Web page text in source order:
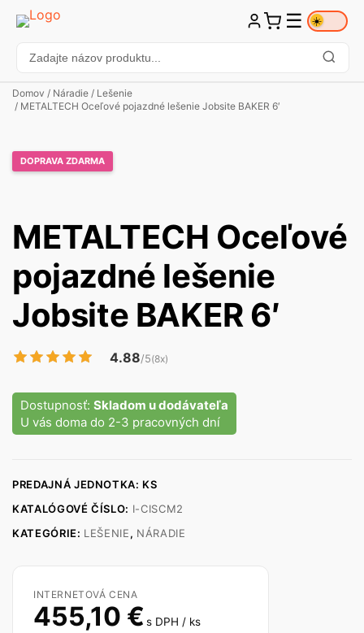
☰ ☀️
Domov / Náradie / Lešenie
/ METALTECH Oceľové pojazdné lešenie Jobsite BAKER 6′
DOPRAVA ZDARMA
METALTECH Oceľové
pojazdné lešenie
Jobsite BAKER 6′
4.88/5(8x)
Dostupnosť: Skladom u dodávateľa
U vás doma do 2-3 pracovných dní
PREDAJNÁ JEDNOTKA: KS
KATALÓGOVÉ ČÍSLO: I-CISCM2
KATEGÓRIE: LEŠENIE, NÁRADIE
INTERNETOVÁ CENA
455,10 € s DPH / ks